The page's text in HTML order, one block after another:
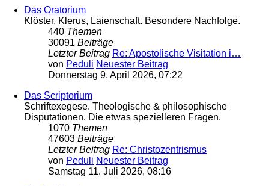
Das Oratorium
Klöster, Klerus, Laienschaft. Besondere Nachfolge.
440 Themen
30091 Beiträge
Letzter Beitrag Re: Apostolische Visitation i…
von Peduli Neuester Beitrag
Donnerstag 9. April 2026, 07:22
Das Scriptorium
Schriftexegese. Theologische & philosophische
Disputationen. Die etwas spezielleren Fragen.
1070 Themen
47603 Beiträge
Letzter Beitrag Re: Christozentrismus
von Peduli Neuester Beitrag
Samstag 11. Juli 2026, 08:16